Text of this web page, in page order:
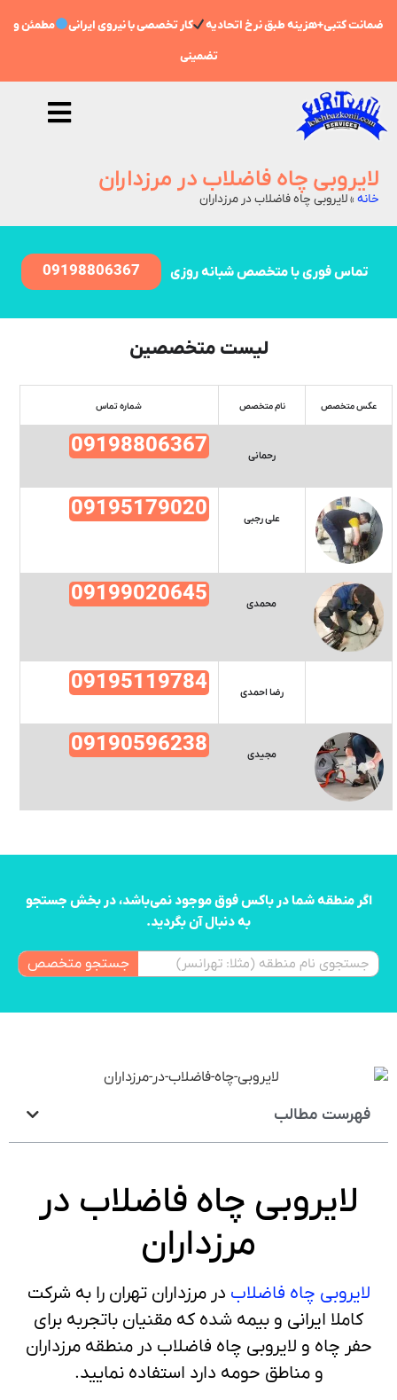
ضمانت کتبی+هزینه طبق نرخ اتحادیه کار تخصصی با نیروی ایرانی مطمئن و
تضمینی
لایروبی چاه فاضلاب در مرزداران
خانه »لایروبی چاه فاضلاب در مرزداران
تماس فوری با متخصص شبانه روزی 09198806367
لیست متخصصین
عکس متخصص نام متخصص شماره تماس
رحمانی 09198806367
علی رجبی 09195179020
محمدی 09199020645
رضا احمدی 09195119784
مجیدی 09190596238
اگر منطقه شما در باکس فوق موجود نمی‌باشد، در بخش جستجو
به دنبال آن بگردید.
جستجو متخصص
فهرست مطالب
لایروبی چاه فاضلاب در
مرزداران
لایروبی چاه فاضلاب در مرزداران تهران را به شرکت
کاملا ایرانی و بیمه شده که مقنیان باتجربه برای
حفر چاه و لایروبی چاه فاضلاب در منطقه مرزداران
و مناطق حومه دارد استفاده نمایید.